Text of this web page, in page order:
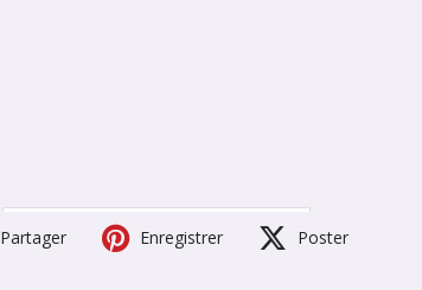
Partager Enregistrer Poster